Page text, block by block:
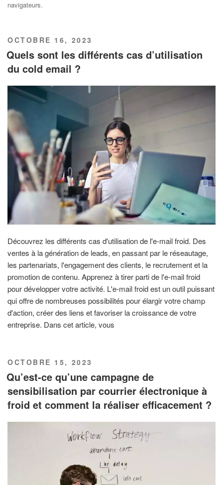
navigateurs.
PUBLIÉ
LE
OCTOBRE 16, 2023
Quels sont les différents cas d’utilisation
du cold email ?
Découvrez les différents cas d'utilisation de l'e-mail froid. Des
ventes à la génération de leads, en passant par le réseautage,
les partenariats, l'engagement des clients, le recrutement et la
promotion de contenu. Apprenez à tirer parti de l'e-mail froid
pour développer votre activité. L'e-mail froid est un outil puissant
qui offre de nombreuses possibilités pour élargir votre champ
d'action, créer des liens et favoriser la croissance de votre
entreprise. Dans cet article, vous
PUBLIÉ
LE
OCTOBRE 15, 2023
Qu’est-ce qu’une campagne de
sensibilisation par courrier électronique à
froid et comment la réaliser efficacement ?